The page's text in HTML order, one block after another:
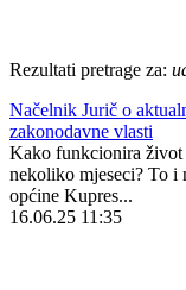
Rezultati pretrage za:
Načelnik Jurič o
zakonodavne vlasti
Kako funkcionira život
nekoliko mjeseci? To i
općine Kupres...
16.06.25 11:35